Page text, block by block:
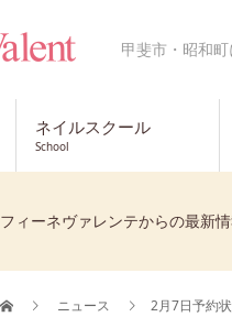
甲斐市・昭和
ネイルスクール
School
フィーネヴァレンテからの最新情
ニュース 2月7日予約